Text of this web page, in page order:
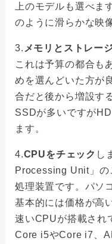
上のモデルも選べま
のように滑らかな映
3. メモリとストレー
これは予算の都合も
めを選んどいた方が
合だと後から増設す
SSDが多いですが
ます。
4.CPUをチェック し
Processing Unit」の
処理装置です。パソ
基本的には価格が高
速いCPUが搭載され
Core i5やCore i7、